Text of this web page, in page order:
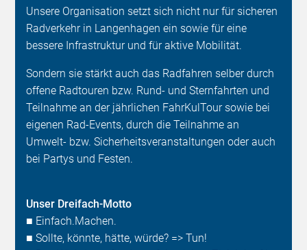
Unsere Organisation setzt sich nicht nur für sicheren
Radverkehr in Langenhagen ein sowie für eine
bessere Infrastruktur und für aktive Mobilität.
Sondern sie stärkt auch das Radfahren selber durch
offene Radtouren bzw. Rund- und Sternfahrten und
Teilnahme an der jährlichen FahrKulTour sowie bei
eigenen Rad-Events, durch die Teilnahme an
Umwelt- bzw. Sicherheitsveranstaltungen oder auch
bei Partys und Festen.
Unser Dreifach-Motto
■ Einfach.Machen.
■ Sollte, könnte, hätte, würde? => Tun!